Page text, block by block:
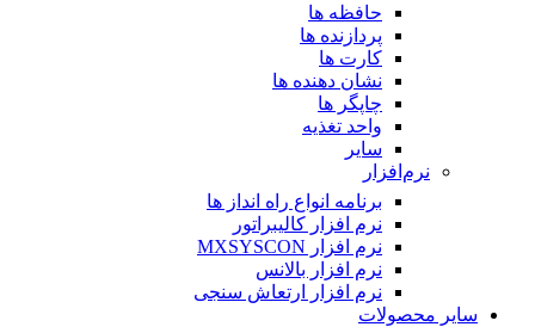
حافظه ها
پردازنده ها
کارت ها
نشان دهنده ها
چاپگر ها
واحد تغذیه
سایر
نرم‌افزار
برنامه انواع راه انداز ها
نرم افزار کالیبراتور
نرم افزار MXSYSCON
نرم افزار بالانس
نرم افزار ارتعاش سنجی
سایر محصولات